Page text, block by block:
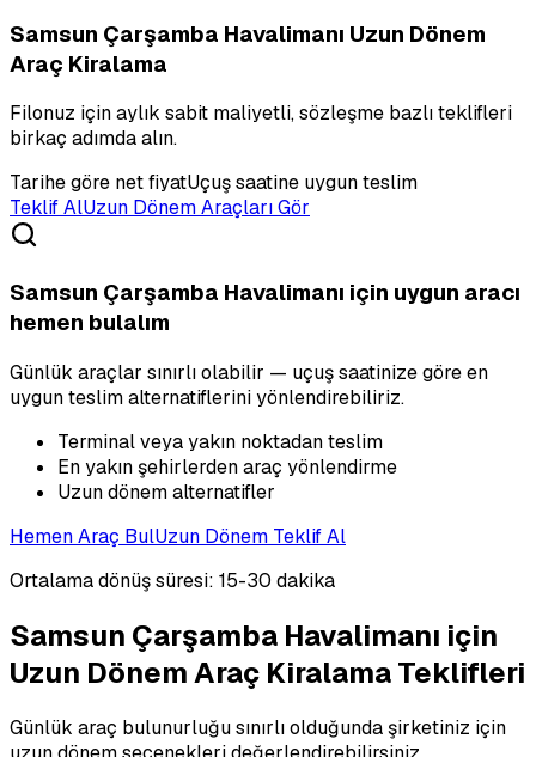
Samsun Çarşamba Havalimanı Uzun Dönem
Araç Kiralama
Filonuz için aylık sabit maliyetli, sözleşme bazlı teklifleri
birkaç adımda alın.
Tarihe göre net fiyatUçuş saatine uygun teslim
Teklif AlUzun Dönem Araçları Gör
Samsun Çarşamba Havalimanı için uygun aracı
hemen bulalım
Günlük araçlar sınırlı olabilir — uçuş saatinize göre en
uygun teslim alternatiflerini yönlendirebiliriz.
Terminal veya yakın noktadan teslim
En yakın şehirlerden araç yönlendirme
Uzun dönem alternatifler
Hemen Araç BulUzun Dönem Teklif Al
Ortalama dönüş süresi: 15-30 dakika
Samsun Çarşamba Havalimanı için
Uzun Dönem Araç Kiralama Teklifleri
Günlük araç bulunurluğu sınırlı olduğunda şirketiniz için